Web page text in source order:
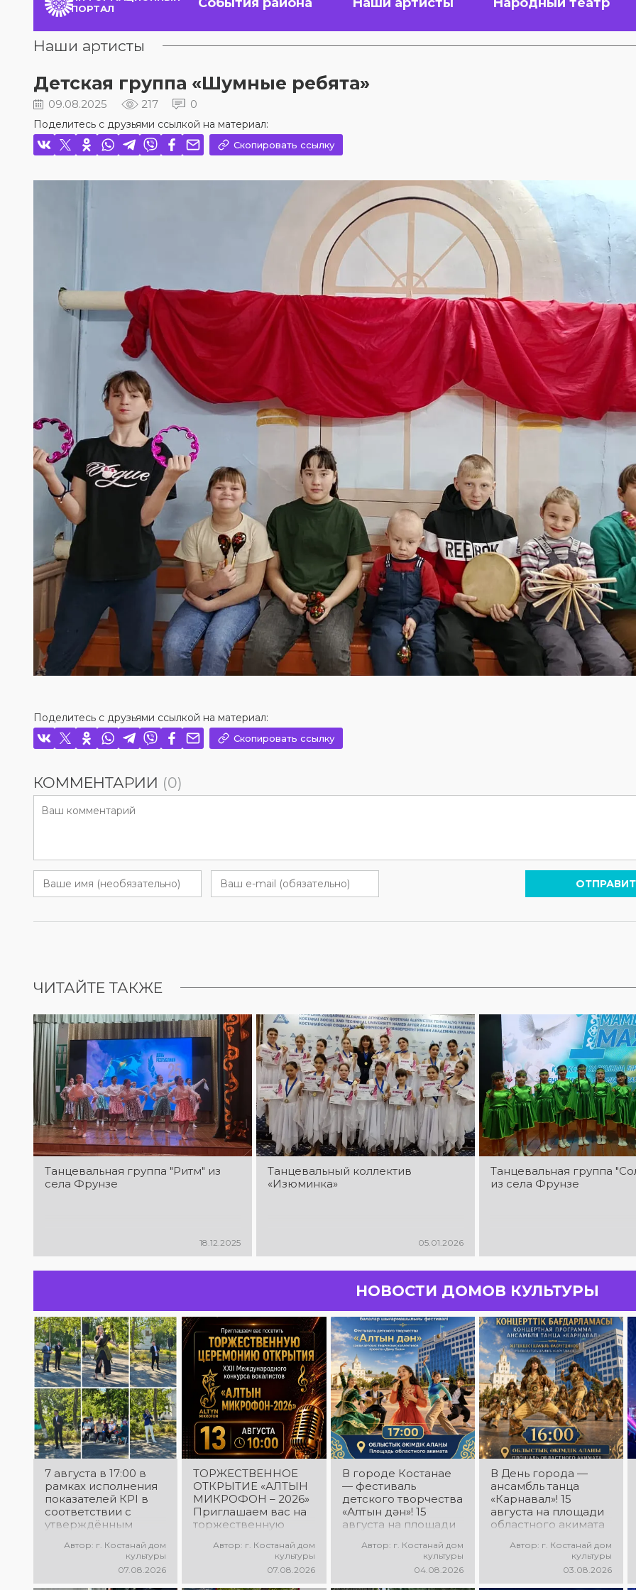
ПОРТАЛ
Наши артисты
Детская группа «Шумные ребята»
09.08.2025 217 0
Поделитесь с друзьями ссылкой на материал:
Скопировать ссылку
Поделитесь с друзьями ссылкой на материал:
Скопировать ссылку
КОММЕНТАРИИ (0)
ЧИТАЙТЕ ТАКЖЕ
Танцевальная группа "Ритм" из
села Фрунзе
18.12.2025
Танцевальный коллектив
«Изюминка»
05.01.2026
Танцевальная группа
из села Фрунзе
НОВОСТИ ДОМОВ КУЛЬТУРЫ
7 августа в 17:00 в
рамках исполнения
показателей КРІ в
соответствии с
утверждённым
выездной концерт
экологической
Автор: г. Костанай дом
культуры
07.08.2026
ТОРЖЕСТВЕННОЕ
ОТКРЫТИЕ «АЛТЫН
МИКРОФОН – 2026»
Приглашаем вас на
торжественную
открытия XXII
Международного
Автор: г. Костанай дом
культуры
07.08.2026
В городе Костанае
— фестиваль
детского творчества
«Алтын дән»! 15
августа на площади
состоится фестиваль
участием детских
Автор: г. Костанай дом
культуры
04.08.2026
В День города —
ансамбль танца
«Карнавал»! 15
августа на площади
областного акимата
концертная
ансамбля танца
Автор: г. Костанай дом
культуры
03.08.2026